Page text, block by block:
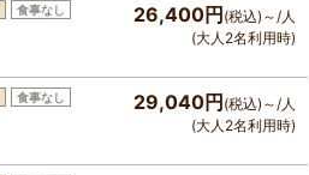
食事なし 26,400円 (税込)～/人
(大人2名利用時)
食事なし 29,040円 (税込)～/人
(大人2名利用時)